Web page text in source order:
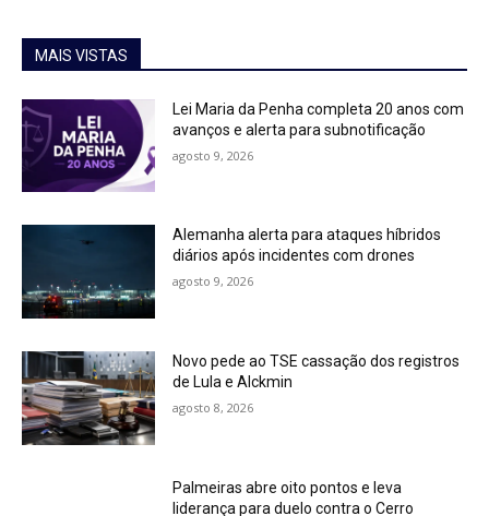
MAIS VISTAS
Lei Maria da Penha completa 20 anos com
avanços e alerta para subnotificação
agosto 9, 2026
Alemanha alerta para ataques híbridos
diários após incidentes com drones
agosto 9, 2026
Novo pede ao TSE cassação dos registros
de Lula e Alckmin
agosto 8, 2026
Palmeiras abre oito pontos e leva
liderança para duelo contra o Cerro